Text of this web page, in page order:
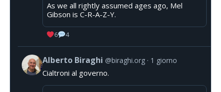
As we all rightly assumed ages ago, Mel
Gibson is C-R-A-Z-Y.
6 4
Alberto Biraghi @biraghi.org 1 giorno
Cialtroni al governo.